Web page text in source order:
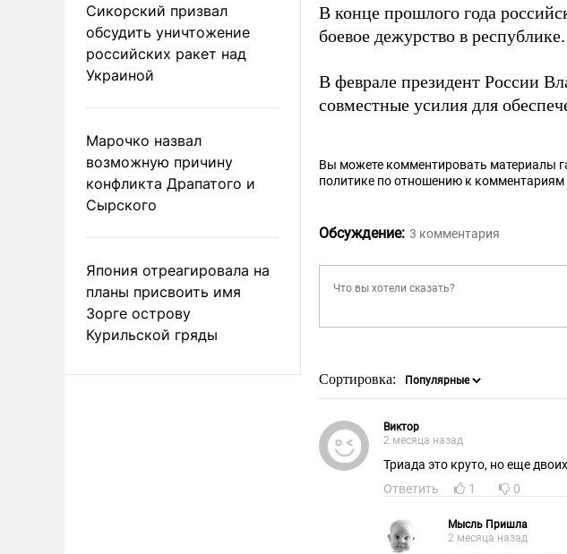
Сикорский призвал
обсудить уничтожение
российских ракет над
Украиной
Марочко назвал
возможную причину
конфликта Драпатого и
Сырского
Япония отреагировала на
планы присвоить имя
Зорге острову
Курильской гряды
В конце прошлого года
боевое дежурство в республике.
В феврале президент России
совместные усилия для
Вы можете комментировать материалы
политике по отношению к комментариям
Обсуждение: 3 комментария
Сортировка:
Виктор
2 месяца назад
Триада это круто, но еще
Ответить
1 0
Мысль Пришла
2 месяца назад